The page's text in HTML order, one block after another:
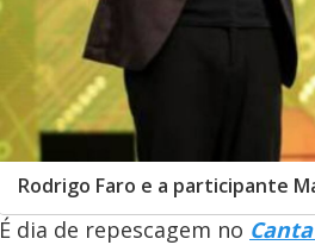
Rodrigo Faro e a participante
É dia de repescagem no